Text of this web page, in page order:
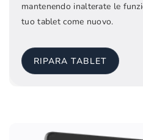
mantenendo inalterate le
tuo tablet come nuovo.
RIPARA TABLET